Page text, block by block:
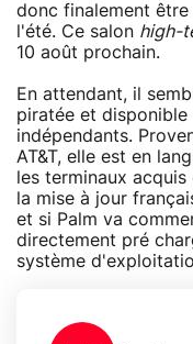
donc finalement
l'été. Ce salon high-
10 août prochain.
En attendant, il
piratée et
indépendants.
AT&T, elle est en
les terminaux acquis
la mise à jour
et si Palm va
directement pré
système